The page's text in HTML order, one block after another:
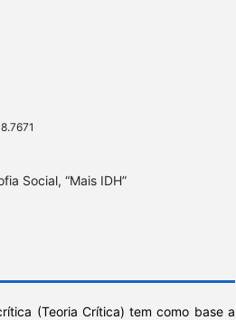
Social, “Mais IDH”
(Teoria Crítica) tem como base a